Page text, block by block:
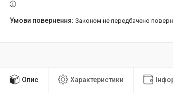
Законом не передбачено
Опис Характеристики